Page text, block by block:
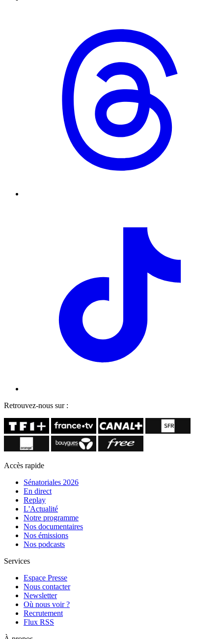
Retrouvez-nous sur :
Accès rapide
Sénatoriales 2026
En direct
Replay
L'Actualité
Notre programme
Nos documentaires
Nos émissions
Nos podcasts
Services
Espace Presse
Nous contacter
Newsletter
Où nous voir ?
Recrutement
Flux RSS